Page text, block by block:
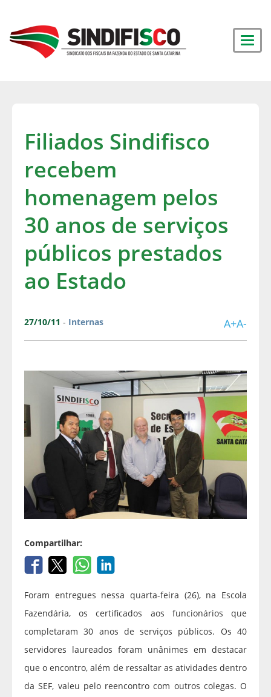
Filiados Sindifisco
recebem
homenagem pelos
30 anos de serviços
públicos prestados
ao Estado
27/10/11 - Internas A+A-
Compartilhar:
Foram entregues nessa quarta-feira (26), na Escola
Fazendária, os certificados aos funcionários que
completaram 30 anos de serviços públicos. Os 40
servidores laureados foram unânimes em destacar
que o encontro, além de ressaltar as atividades dentro
da SEF, valeu pelo reencontro com outros colegas. O